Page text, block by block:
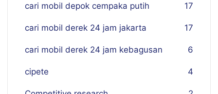
cari mobil depok cempaka putih 17
cari mobil derek 24 jam jakarta 17
cari mobil derek 24 jam kebagusan 6
cipete 4